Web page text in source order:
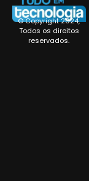
© Copyright 2024,
Todos os direitos
reservados.